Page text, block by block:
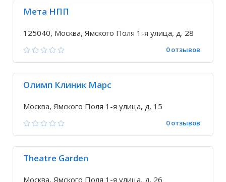
Мета НПП
125040, Москва, Ямского Поля 1-я улица, д. 28
0 отзывов
Олимп Клиник Марс
Москва, Ямского Поля 1-я улица, д. 15
0 отзывов
Theatre Garden
Москва, Ямского Поля 1-я улица, д. 26